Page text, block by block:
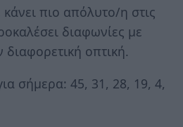
πιο απόλυτο/η στις
διαφωνίες με
οπτική.
σήμερα: 45, 31, 28, 19, 4,